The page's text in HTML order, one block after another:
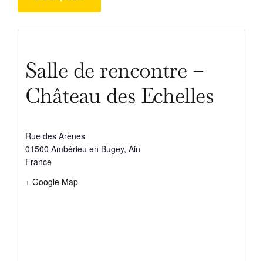
Salle de rencontre –
Château des Echelles
Rue des Arènes
01500 Ambérieu en Bugey, Ain
France
+ Google Map